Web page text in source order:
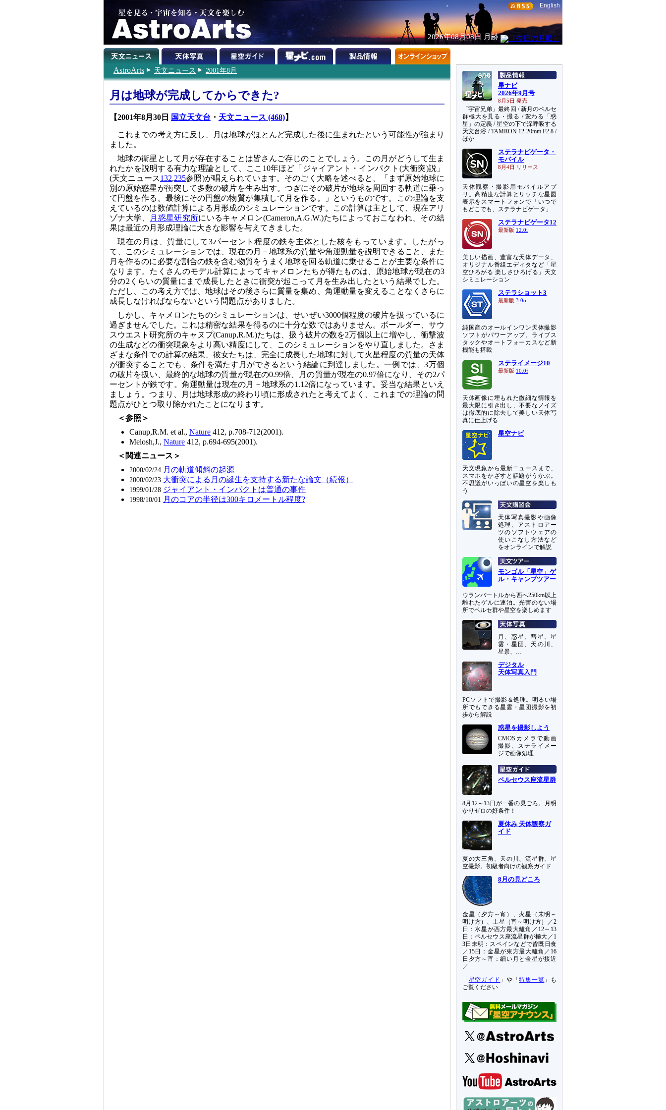
English
2026年08月08日 月齢
AstroArts 天文ニュース 2001年8月
月は地球が完成してからできた?
【2001年8月30日 国立天文台 ・ 天文ニュース (468)】
これまでの考え方に反し、月は地球がほとんど完成した後に生まれたという可能性が強まり
ました。
地球の衛星として月が存在することは皆さんご存じのことでしょう。この月がどうして生ま
れたかを説明する有力な理論として、ここ10年ほど「ジャイアント・インパクト(大衝突)説」
(天文ニュース132,235参照)が唱えられています。そのごく大略を述べると、「まず原始地球に
別の原始惑星が衝突して多数の破片を生み出す。つぎにその破片が地球を周回する軌道に乗っ
て円盤を作る。最後にその円盤の物質が集積して月を作る。」というものです。この理論を支
えているのは数値計算による月形成のシミュレーションです。この計算は主として、現在アリ
ゾナ大学、
月惑星研究所にいるキャメロン(Cameron,A.G.W.)たちによっておこなわれ、その結
果は最近の月形成理論に大きな影響を与えてきました。
現在の月は、質量にして3パーセント程度の鉄を主体とした核をもっています。したがっ
て、このシミュレーションでは、現在の月－地球系の質量や角運動量を説明できること、また
月を作るのに必要な割合の鉄を含む物質をうまく地球を回る軌道に乗せることが主要な条件に
なります。たくさんのモデル計算によってキャメロンたちが得たものは、原始地球が現在の3
分の2くらいの質量にまで成長したときに衝突が起こって月を生み出したという結果でした。
ただし、この考え方では、地球はその後さらに質量を集め、角運動量を変えることなくさらに
成長しなければならないという問題点がありました。
しかし、キャメロンたちのシミュレーションは、せいぜい3000個程度の破片を扱っているに
過ぎませんでした。これは精密な結果を得るのに十分な数ではありません。ボールダー、サウ
スウエスト研究所のキャヌプ(Canup,R.M.)たちは、扱う破片の数を2万個以上に増やし、衝撃波
の生成などの衝突現象をより高い精度にして、このシミュレーションをやり直しました。さま
ざまな条件での計算の結果、彼女たちは、完全に成長した地球に対して火星程度の質量の天体
が衝突することでも、条件を満たす月ができるという結論に到達しました。一例では、3万個
の破片を扱い、最終的な地球の質量が現在の0.99倍、月の質量が現在の0.97倍になり、その2パ
ーセントが鉄です。角運動量は現在の月－地球系の1.12倍になっています。妥当な結果といえ
ましょう。つまり、月は地球形成の終わり頃に形成されたと考えてよく、これまでの理論の問
題点がひとつ取り除かれたことになります。
＜参照＞
Canup,R.M. et al., Nature 412, p.708-712(2001).
Melosh,J., Nature 412, p.694-695(2001).
＜関連ニュース＞
2000/02/24 月の軌道傾斜の起源
2000/02/23 大衝突による月の誕生を支持する新たな論文（続報）
1999/01/28 ジャイアント・インパクトは普通の事件
1998/10/01 月のコアの半径は300キロメートル程度?
星ナビ
2026年9月号
8月5日 発売
「宇宙兄弟」最終回 / 新月のペルセ
群極大を見る・撮る / 変わる「惑
星」の定義 / 星空の下で深呼吸する
天文台浴 / TAMRON 12-20mm F2.8 /
ほか
ステラナビゲータ・
モバイル
8月4日 リリース
天体観察・撮影用モバイルアプ
リ。高精度な計算とリッチな星図
表示をスマートフォンで「いつで
もどこでも、ステラナビゲータ」
ステラナビゲータ12
最新版 12.0i
美しい描画、豊富な天体データ、
オリジナル番組エディタなど「星
空ひろがる 楽しさひろげる」天文
シミュレーション
ステラショット3
最新版 3.0o
純国産のオールインワン天体撮影
ソフトがパワーアップ。ライブス
タックやオートフォーカスなど新
機能も搭載
ステライメージ10
最新版 10.0f
天体画像に埋もれた微細な情報を
最大限に引き出し、不要なノイズ
は徹底的に除去して美しい天体写
真に仕上げる
星空ナビ
天文現象から最新ニュースまで、
スマホをかざすと話題がうかぶ。
不思議がいっぱいの星空を楽しも
う
天体写真撮影や画像
処理、アストロアー
ツのソフトウェアの
使いこなし方法など
をオンラインで解説
モンゴル「星空」ゲ
ル・キャンプツアー
ウランバートルから西へ250km以上
離れたゲルに連泊。光害のない場
所でペルセ群や星空を楽しめます
月、惑星、彗星、星
雲・星団、天の川、
星景、…
デジタル
天体写真入門
PCソフトで撮影＆処理。明るい場
所でもできる星雲・星団撮影を初
歩から解説
惑星を撮影しよう
CMOSカメラで動画
撮影、ステライメー
ジで画像処理
ペルセウス座流星群
8月12～13日が一番の見ごろ。月明
かりゼロの好条件！
夏休み 天体観察ガ
イド
夏の大三角、天の川、流星群、星
空撮影。初級者向けの観察ガイド
8月の見どころ
金星（夕方～宵）、火星（未明～
明け方）、土星（宵～明け方）／2
日：水星が西方最大離角／12～13
日：ペルセウス座流星群が極大／1
3日未明：スペインなどで皆既日食
／15日：金星が東方最大離角／16
日夕方～宵：細い月と金星が接近
／…
「 星空ガイド 」や「特集一覧 」も
ご覧ください